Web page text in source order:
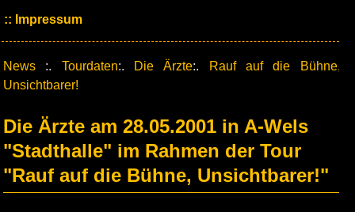
Impressum
News :. Tourdaten:. Die Ärzte:.
Rauf auf die Bühne,
Unsichtbarer!
Die Ärzte am 28.05.2001 in A-Wels
"Stadthalle" im Rahmen der Tour
"Rauf auf die Bühne, Unsichtbarer!"